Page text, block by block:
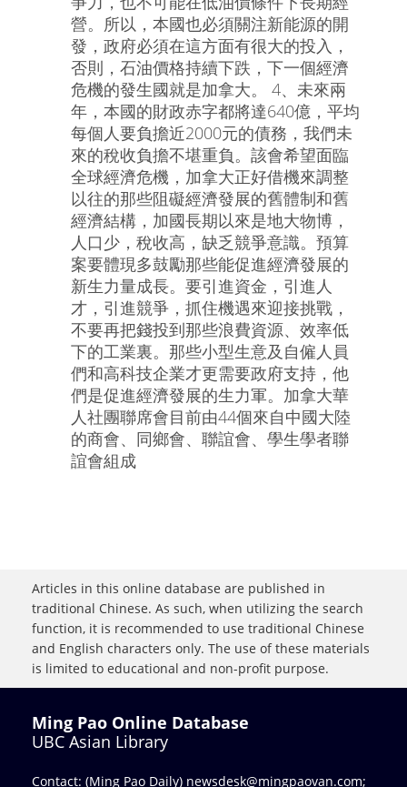
營。所以，本國也必須關注新能源的開
發，政府必須在這方面有很大的投入，
否則，石油價格持續下跌，下一個經濟
危機的發生國就是加拿大。 4、未來兩
年，本國的財政赤字都將達640億，平均
每個人要負擔近2000元的債務，我們未
來的稅收負擔不堪重負。該會希望面臨
全球經濟危機，加拿大正好借機來調整
以往的那些阻礙經濟發展的舊體制和舊
經濟結構，加國長期以來是地大物博，
人口少，稅收高，缺乏競爭意識。預算
案要體現多鼓勵那些能促進經濟發展的
新生力量成長。要引進資金，引進人
才，引進競爭，抓住機遇來迎接挑戰，
不要再把錢投到那些浪費資源、效率低
下的工業裏。那些小型生意及自僱人員
們和高科技企業才更需要政府支持，他
們是促進經濟發展的生力軍。加拿大華
人社團聯席會目前由44個來自中國大陸
的商會、同鄉會、聯誼會、學生學者聯
誼會組成
Articles in this online database are published in
traditional Chinese. As such, when utilizing the search
function, it is recommended to use traditional Chinese
and English characters only. The use of these materials
is limited to educational and non-profit purpose.
Ming Pao Online Database
UBC Asian Library
Contact: (Ming Pao Daily) newsdesk@mingpaovan.com;